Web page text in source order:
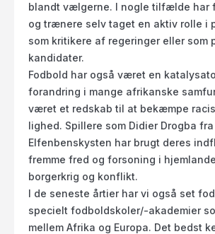
blandt vælgerne. I nogle tilfælde har
og trænere selv taget en aktiv rolle i
som kritikere af regeringer eller som
kandidater.
Fodbold har også været en
forandring i mange afrikanske
været et redskab til at bekæmpe
lighed. Spillere som Didier Drogba fra
Elfenbenskysten har brugt deres
fremme fred og forsoning i
borgerkrig og konflikt.
I de seneste årtier har vi også set
specielt fodboldskoler/-akademier
mellem Afrika og Europa. Det bedst